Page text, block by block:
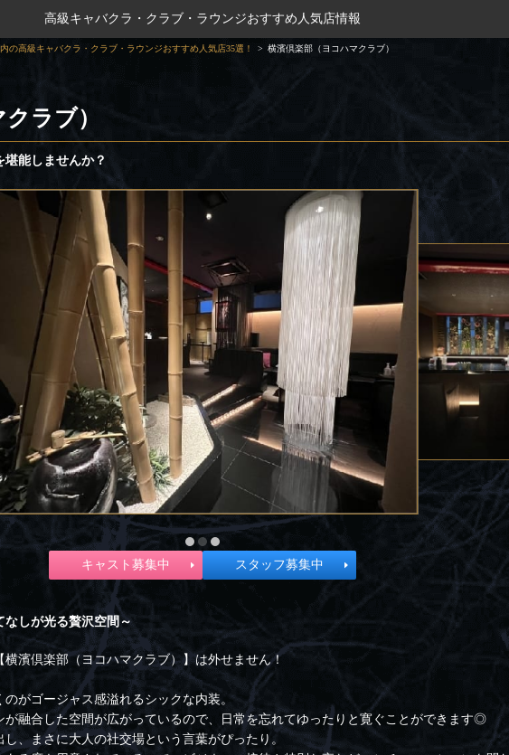
高級キャバクラ・クラブ・ラウンジおすすめ人気店情報
の高級キャバクラ・クラブ・ラウンジおすすめ人気店35選！ 横濱倶楽部（ヨコハマクラブ）
ラブ）
能しませんか？
キャスト募集中 スタッフ募集中
なしが光る贅沢空間～
濱倶楽部（ヨコハマクラブ）】は外せません！
がゴージャス感溢れるシックな内装。
融合した空間が広がっているので、日常を忘れてゆったりと寛ぐことができます◎
、まさに大人の社交場という言葉がぴったり。